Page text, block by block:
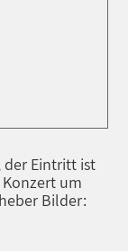
der Eintritt ist
um
Bilder: